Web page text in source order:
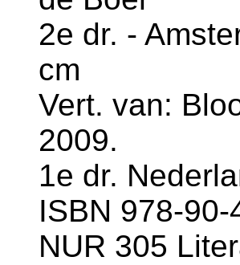
2e dr. -
cm
Vert. van:
2009.
1e dr.
ISBN 978-
NUR 305